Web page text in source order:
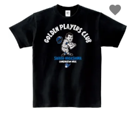
favorite